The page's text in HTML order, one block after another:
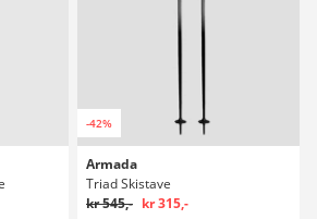
-42%
Armada
Triad Skistave
kr 545,- kr 315,-